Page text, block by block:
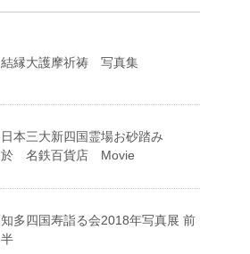
結縁大護摩祈祷 写真集
日本三大新四国霊場お砂踏み
於 名鉄百貨店 Movie
知多四国寿詣る会2018年写真展 前
半